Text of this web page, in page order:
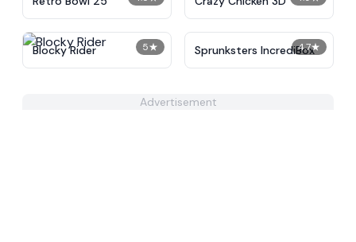
5★
Blocky Rider 4.7★
Sprunksters IncrediBox
Advertisement